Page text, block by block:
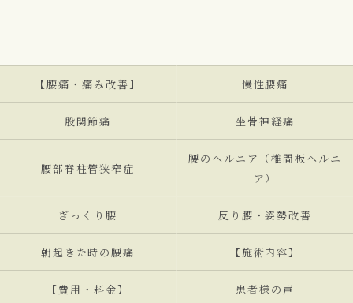
【腰痛・痛み改善】 慢性腰痛
股関節痛 坐骨神経痛
腰部脊柱管狭窄症
腰のヘルニア（椎間板ヘルニ
ア）
ぎっくり腰 反り腰・姿勢改善
朝起きた時の腰痛 【施術内容】
【費用・料金】 患者様の声